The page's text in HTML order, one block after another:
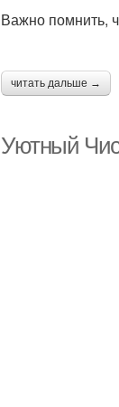
Важно помнить,
читать дальше →
Уютный